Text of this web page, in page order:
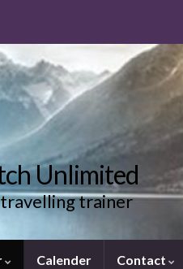
Unlimited
trainer
Calender Contact